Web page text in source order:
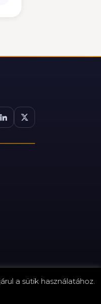
beállítások
a sütik használatához.